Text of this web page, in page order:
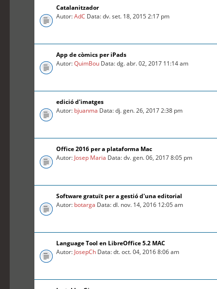
Catalanitzador
Autor:AdC Data: dv. set. 18, 2015 2:17 pm
App de còmics per iPads
Autor:QuimBou Data: dg. abr. 02, 2017 11:14 am
edició d'imatges
Autor: bjuanma Data: dj. gen. 26, 2017 2:38 pm
Office 2016 per a plataforma Mac
Autor: Josep Maria Data: dv. gen. 06, 2017 8:05 pm
Software gratuït per a gestió d'una editorial
Autor: botarga Data: dl. nov. 14, 2016 12:05 am
Language Tool en LibreOffice 5.2 MAC
Autor: JosepCh Data: dt. oct. 04, 2016 8:06 am